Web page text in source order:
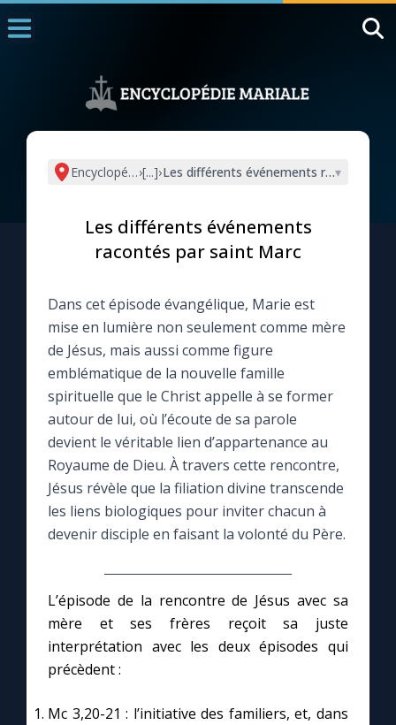
L'actualité de la semaine
La newsletter
La vidéo de la semaine
Le compte Tiktok
Le magazine
Le site internet
Questions-réponses
Prier au quotidien
Encyclopédie mariale
›[...]›Les différents événements racontés
▾
Les différents événements
racontés par saint Marc
Dans cet épisode évangélique, Marie est
mise en lumière non seulement comme mère
de Jésus, mais aussi comme figure
emblématique de la nouvelle famille
spirituelle que le Christ appelle à se former
autour de lui, où l’écoute de sa parole
devient le véritable lien d’appartenance au
Royaume de Dieu. À travers cette rencontre,
Jésus révèle que la filiation divine transcende
les liens biologiques pour inviter chacun à
devenir disciple en faisant la volonté du Père.
L’épisode de la rencontre de Jésus avec sa
mère et ses frères reçoit sa juste
interprétation avec les deux épisodes qui
précèdent :
Mc 3,20-21 : l’initiative des familiers, et, dans